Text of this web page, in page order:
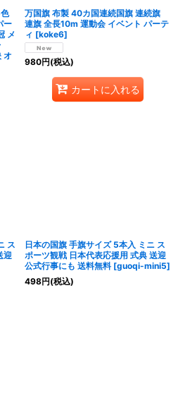
絞り込む
ー
メ
オ
万国旗 布製 40カ国連続国旗 連続旗
連旗 全長10m 運動会 イベント パーテ
ィ [koke6]
980円(税込)
カートに入れる
ス
迎
日本の国旗 手旗サイズ 5本入 ミニ ス
ポーツ観戦 日本代表応援用 式典 送迎
公式行事にも 送料無料 [guoqi-mini5]
498円(税込)